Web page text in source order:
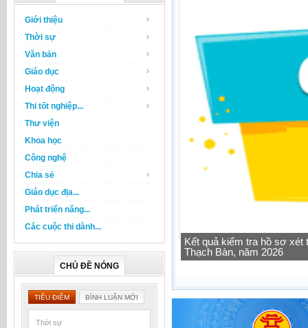
Giới thiệu
Thời sự
Văn bản
Giáo dục
Hoạt động
Thi tốt nghiệp...
Thư viện
Khoa học
Công nghệ
Chia sẻ
Giáo dục địa...
Phát triển năng...
Các cuộc thi dành...
CHỦ ĐỀ NÓNG
TIÊU ĐIỂM BÌNH LUẬN MỚI
Thời sự
Tra cứu thông tin lớp học